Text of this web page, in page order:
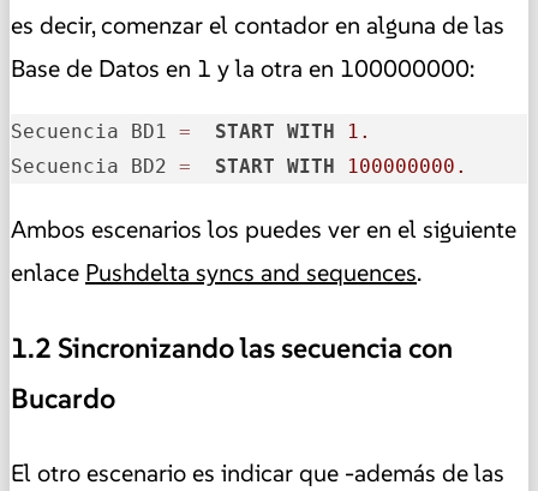
es decir, comenzar el contador en alguna de las
Base de Datos en 1 y la otra en 100000000:
Secuencia BD1 = START WITH
1.
Secuencia BD2 = START WITH 100000000.
Ambos escenarios los puedes ver en el siguiente
enlace Pushdelta syncs and sequences.
1.2 Sincronizando las secuencia con
Bucardo
El otro escenario es indicar que -además de las